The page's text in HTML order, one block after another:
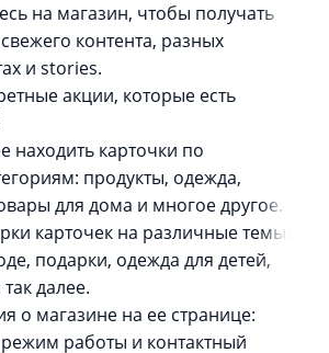
на магазин, чтобы получать
контента, разных
и stories.
акции, которые есть
находить карточки по
продукты, одежда,
для дома и многое другое.
карточек на различные темы:
подарки, одежда для детей,
далее.
о магазине на ее странице:
режим работы и контактный